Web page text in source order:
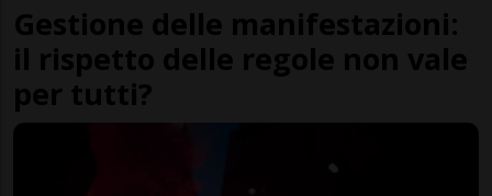
Gestione delle manifestazioni:
il rispetto delle regole non vale
per tutti?